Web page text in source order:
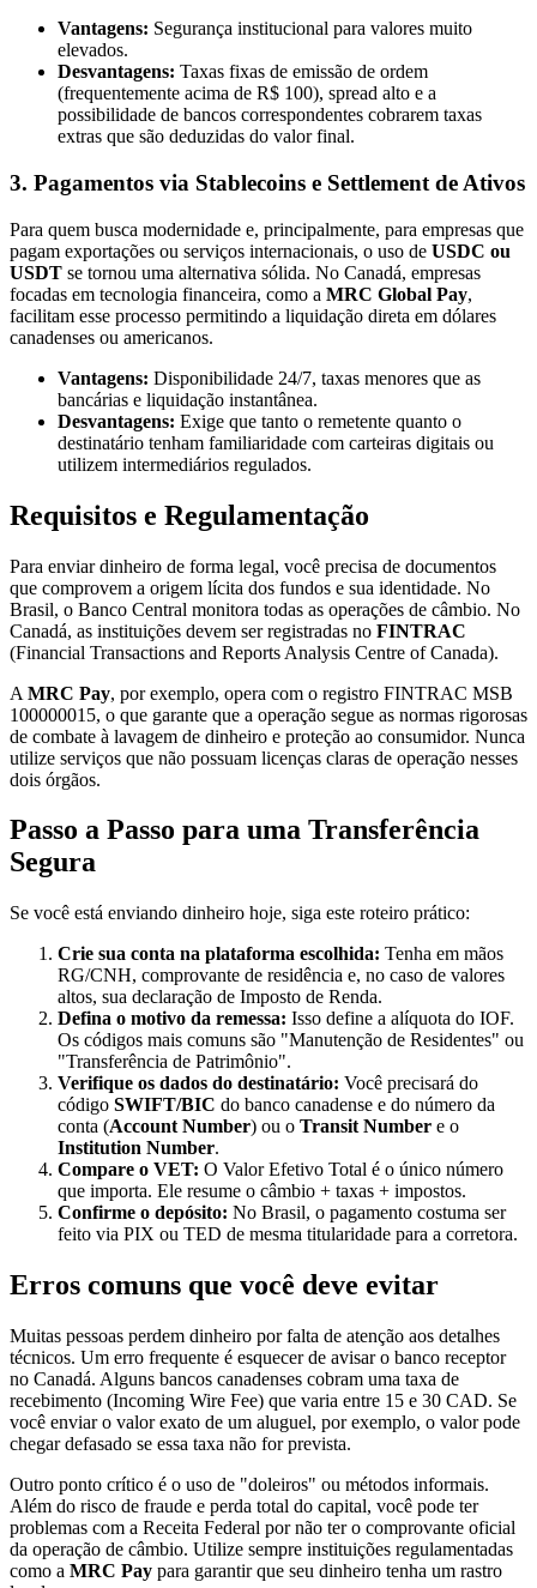
Vantagens: Segurança institucional para valores muito
elevados.
Desvantagens: Taxas fixas de emissão de ordem
(frequentemente acima de R$ 100), spread alto e a
possibilidade de bancos correspondentes cobrarem taxas
extras que são deduzidas do valor final.
3. Pagamentos via Stablecoins e Settlement de Ativos
Para quem busca modernidade e, principalmente, para empresas que
pagam exportações ou serviços internacionais, o uso de USDC ou
USDT se tornou uma alternativa sólida. No Canadá, empresas
focadas em tecnologia financeira, como a MRC Global Pay,
facilitam esse processo permitindo a liquidação direta em dólares
canadenses ou americanos.
Vantagens: Disponibilidade 24/7, taxas menores que as
bancárias e liquidação instantânea.
Desvantagens: Exige que tanto o remetente quanto o
destinatário tenham familiaridade com carteiras digitais ou
utilizem intermediários regulados.
Requisitos e Regulamentação
Para enviar dinheiro de forma legal, você precisa de documentos
que comprovem a origem lícita dos fundos e sua identidade. No
Brasil, o Banco Central monitora todas as operações de câmbio. No
Canadá, as instituições devem ser registradas no FINTRAC
(Financial Transactions and Reports Analysis Centre of Canada).
A MRC Pay, por exemplo, opera com o registro FINTRAC MSB
100000015, o que garante que a operação segue as normas rigorosas
de combate à lavagem de dinheiro e proteção ao consumidor. Nunca
utilize serviços que não possuam licenças claras de operação nesses
dois órgãos.
Passo a Passo para uma Transferência
Segura
Se você está enviando dinheiro hoje, siga este roteiro prático:
Crie sua conta na plataforma escolhida: Tenha em mãos
RG/CNH, comprovante de residência e, no caso de valores
altos, sua declaração de Imposto de Renda.
Defina o motivo da remessa: Isso define a alíquota do IOF.
Os códigos mais comuns são "Manutenção de Residentes" ou
"Transferência de Patrimônio".
Verifique os dados do destinatário: Você precisará do
código SWIFT/BIC do banco canadense e do número da
conta (Account Number) ou o Transit Number e o
Institution Number.
Compare o VET: O Valor Efetivo Total é o único número
que importa. Ele resume o câmbio + taxas + impostos.
Confirme o depósito: No Brasil, o pagamento costuma ser
feito via PIX ou TED de mesma titularidade para a corretora.
Erros comuns que você deve evitar
Muitas pessoas perdem dinheiro por falta de atenção aos detalhes
técnicos. Um erro frequente é esquecer de avisar o banco receptor
no Canadá. Alguns bancos canadenses cobram uma taxa de
recebimento (Incoming Wire Fee) que varia entre 15 e 30 CAD. Se
você enviar o valor exato de um aluguel, por exemplo, o valor pode
chegar defasado se essa taxa não for prevista.
Outro ponto crítico é o uso de "doleiros" ou métodos informais.
Além do risco de fraude e perda total do capital, você pode ter
problemas com a Receita Federal por não ter o comprovante oficial
da operação de câmbio. Utilize sempre instituições regulamentadas
como a MRC Pay para garantir que seu dinheiro tenha um rastro